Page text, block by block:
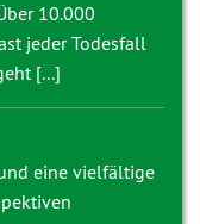
10.000
jeder Todesfall
[...]
eine vielfältige